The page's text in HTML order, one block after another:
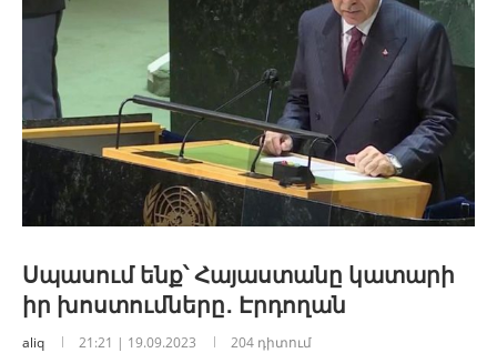
Սպասում ենք՝ Հայաստանը կատարի
իր խոստումները․ Էրդողան
aliq 21:21 | 19.09.2023 204 դիտում